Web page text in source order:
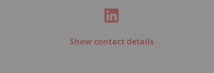
Show contact details